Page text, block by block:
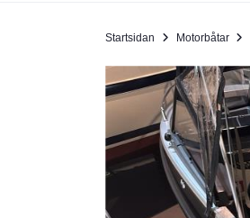
Startsidan Motorbåtar